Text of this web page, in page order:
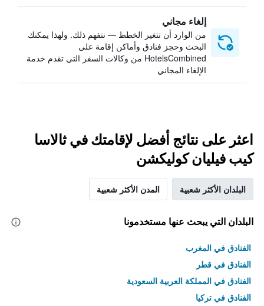
إلغاء مجاني
من الوارد أن تتغير الخطط — نتفهم ذلك. ولهذا يمكنك
البحث وحجز فنادق وأماكن إقامة على
HotelsCombined من وكالات السفر التي تقدم خدمة
الإلغاء المجاني
اعثر على نتائج أفضل لإقامتك في ثالاسا
كيب فيليان كوليكشن
البلدان الأكثر شعبية المدن الأكثر شعبية
البلدان التي يبحث عنها مستخدمونا
الفنادق في المغرب
الفنادق في قطر
الفنادق في المملكة العربية السعودية
الفنادق في تركيا